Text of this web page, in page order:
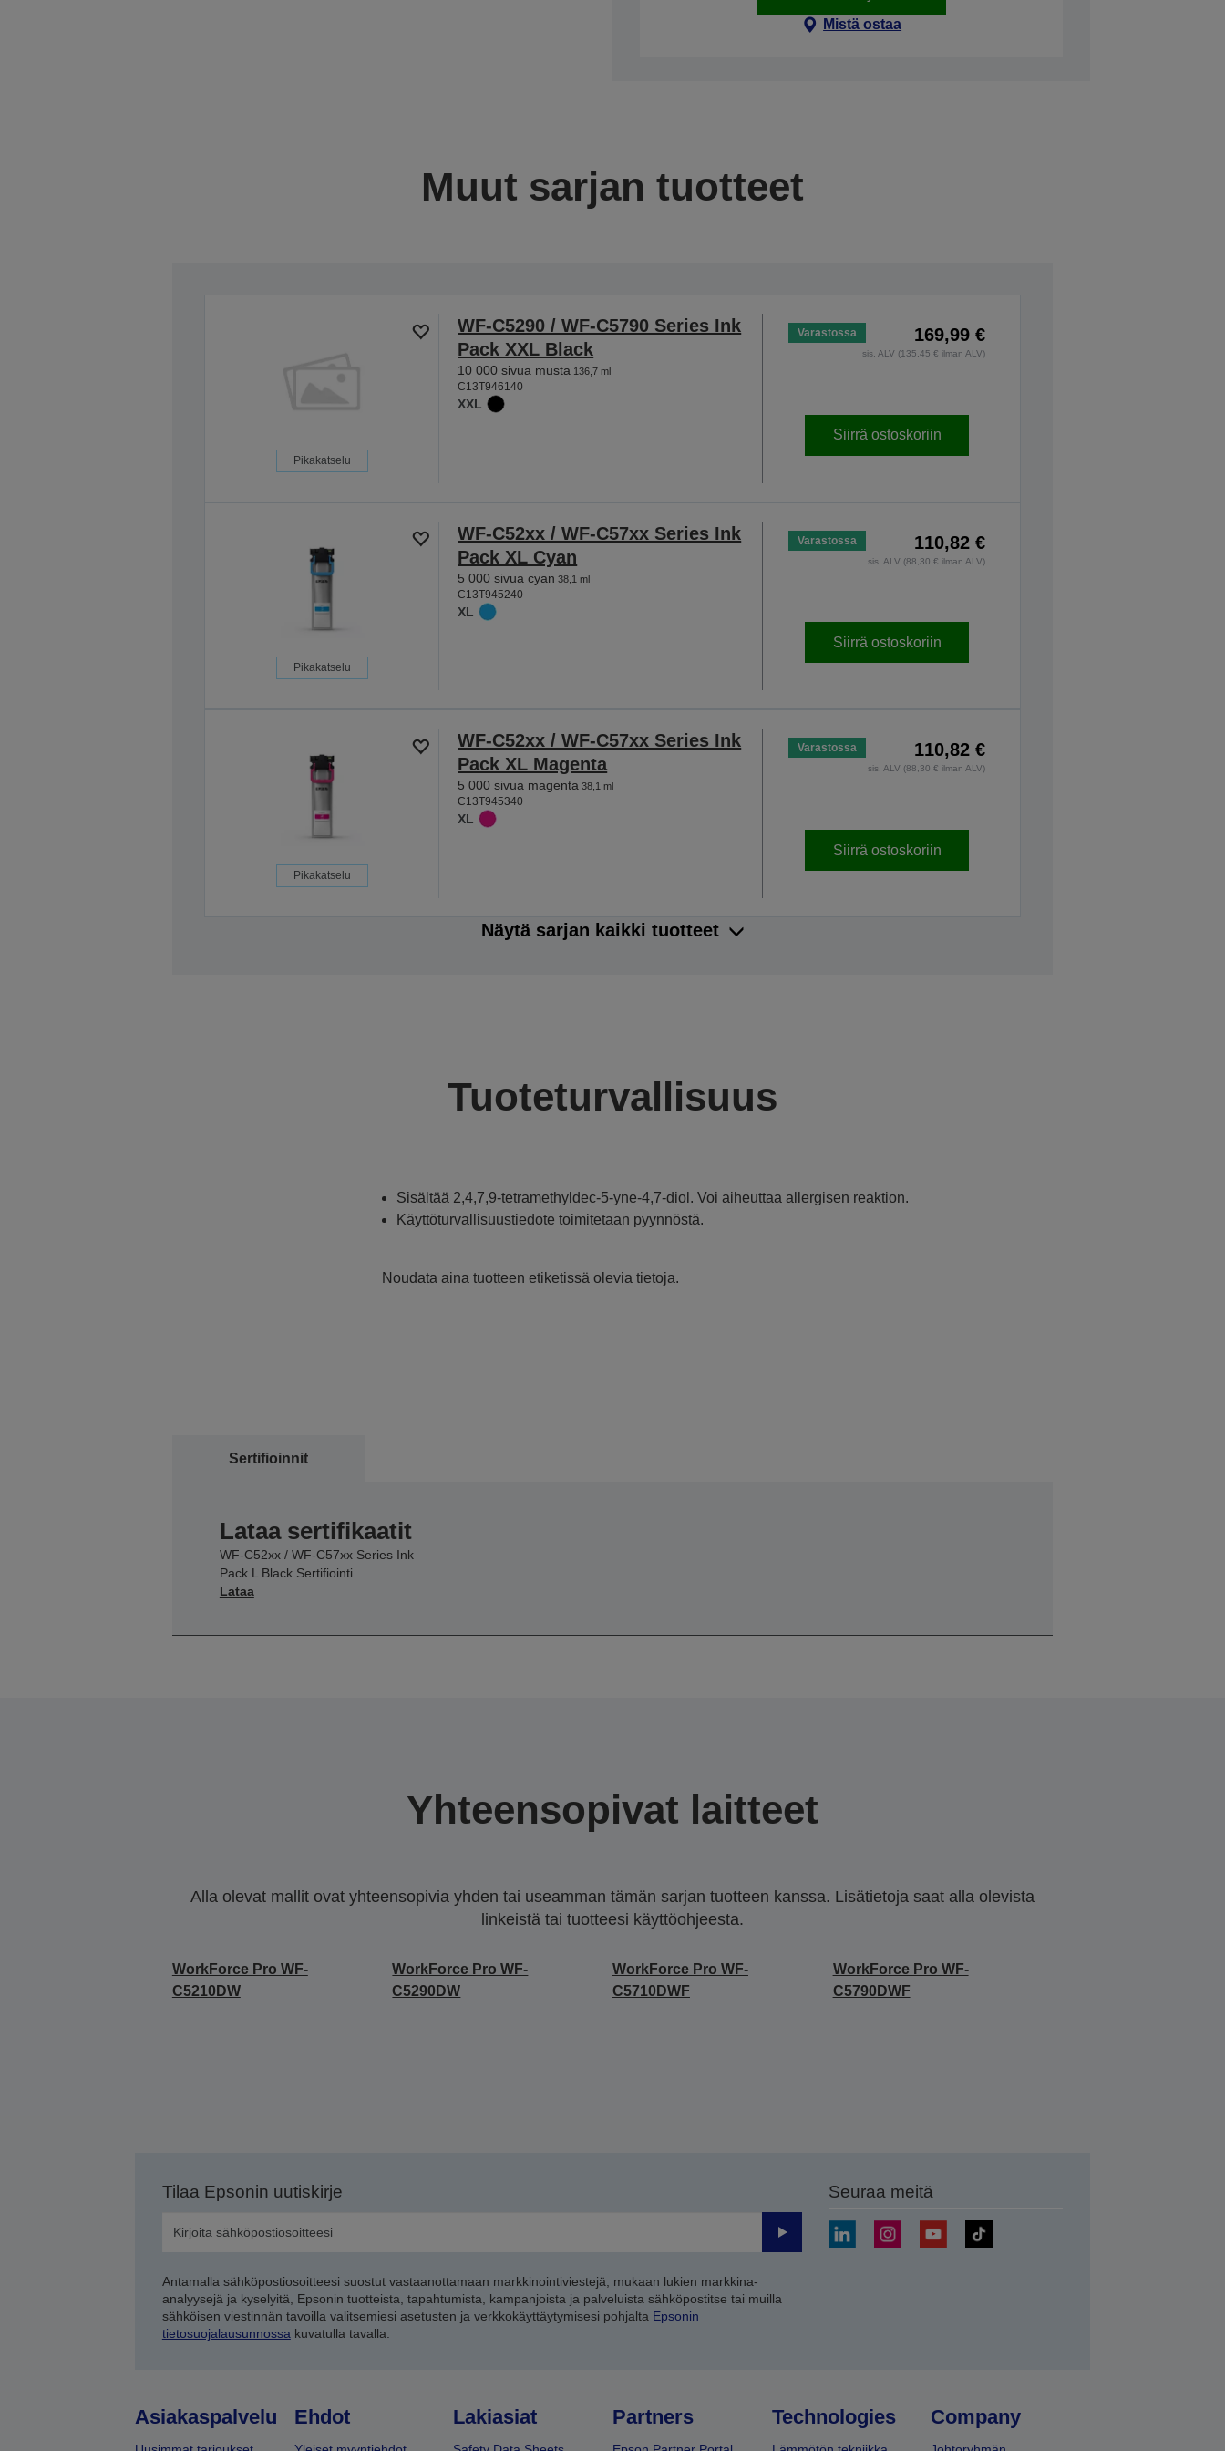
Mistä ostaa
Muut sarjan tuotteet
Pikakatselu
WF-C5290 / WF-C5790 Series Ink
Pack XXL Black
10 000 sivua musta 136,7 ml
C13T946140
XXL
Varastossa 169,99 €
sis. ALV (135,45 € ilman ALV)
Siirrä ostoskoriin
Pikakatselu
WF-C52xx / WF-C57xx Series Ink
Pack XL Cyan
5 000 sivua cyan 38,1 ml
C13T945240
XL
Varastossa 110,82 €
sis. ALV (88,30 € ilman ALV)
Siirrä ostoskoriin
Pikakatselu
WF-C52xx / WF-C57xx Series Ink
Pack XL Magenta
5 000 sivua magenta 38,1 ml
C13T945340
XL
Varastossa 110,82 €
sis. ALV (88,30 € ilman ALV)
Siirrä ostoskoriin
Näytä sarjan kaikki tuotteet
Tuoteturvallisuus
Sisältää 2,4,7,9-tetramethyldec-5-yne-4,7-diol. Voi aiheuttaa allergisen reaktion.
Käyttöturvallisuustiedote toimitetaan pyynnöstä.
Noudata aina tuotteen etiketissä olevia tietoja.
Sertifioinnit
Lataa sertifikaatit
WF-C52xx / WF-C57xx Series Ink
Pack L Black Sertifiointi
Lataa
Yhteensopivat laitteet
Alla olevat mallit ovat yhteensopivia yhden tai useamman tämän sarjan tuotteen kanssa. Lisätietoja saat alla olevista
linkeistä tai tuotteesi käyttöohjeesta.
WorkForce Pro WF-
C5210DW
WorkForce Pro WF-
C5290DW
WorkForce Pro WF-
C5710DWF
WorkForce Pro WF-
C5790DWF
Tilaa Epsonin uutiskirje
Lähetä
Antamalla sähköpostiosoitteesi suostut vastaanottamaan markkinointiviestejä, mukaan lukien markkina-
analyysejä ja kyselyitä, Epsonin tuotteista, tapahtumista, kampanjoista ja palveluista sähköpostitse tai muilla
sähköisen viestinnän tavoilla valitsemiesi asetusten ja verkkokäyttäytymisesi pohjalta Epsonin
tietosuojalausunnossa kuvatulla tavalla.
Seuraa meitä
Asiakaspalvelu Ehdot Lakiasiat Partners Technologies Company